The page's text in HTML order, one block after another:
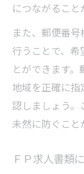
につながること
また、郵便番
行うことで、
とができます
地域を正確に
認しましょう。
未然に防ぐこと
ＦＰ求人書類